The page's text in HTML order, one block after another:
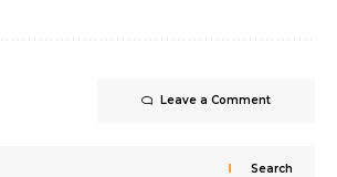
Leave a Comment
Search